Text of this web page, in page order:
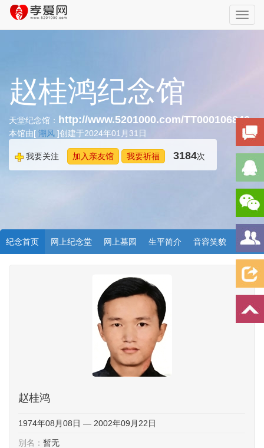
赵桂鸿纪念馆
天堂纪念馆： http://www.5201000.com/TT000106846
本馆由[ 潮风 ]创建于2024年01月31日
我要关注 加入亲友馆 我要祈福 3184次
纪念首页 网上纪念堂 网上墓园 生平简介 音容笑貌
赵桂鸿
1974年08月08日 — 2002年09月22日
别名： 暂无